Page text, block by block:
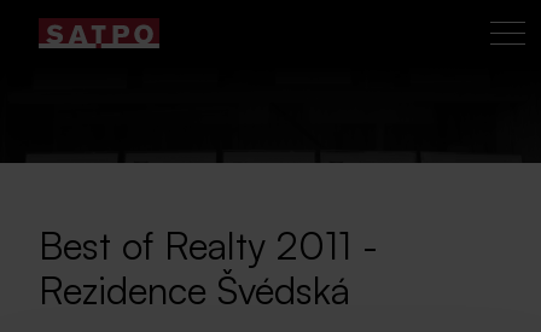
Best of Realty 2011 -
Rezidence Švédská